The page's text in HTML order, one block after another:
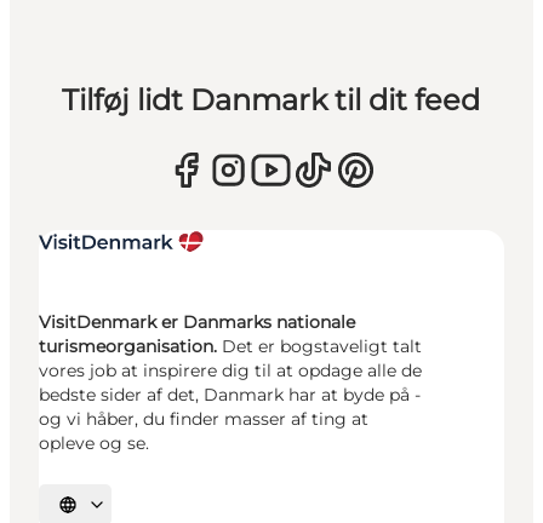
Tilføj lidt Danmark til dit feed
VisitDenmark er Danmarks nationale
turismeorganisation. Det er bogstaveligt talt
vores job at inspirere dig til at opdage alle de
bedste sider af det, Danmark har at byde på -
og vi håber, du finder masser af ting at
opleve og se.
Vælg sprog